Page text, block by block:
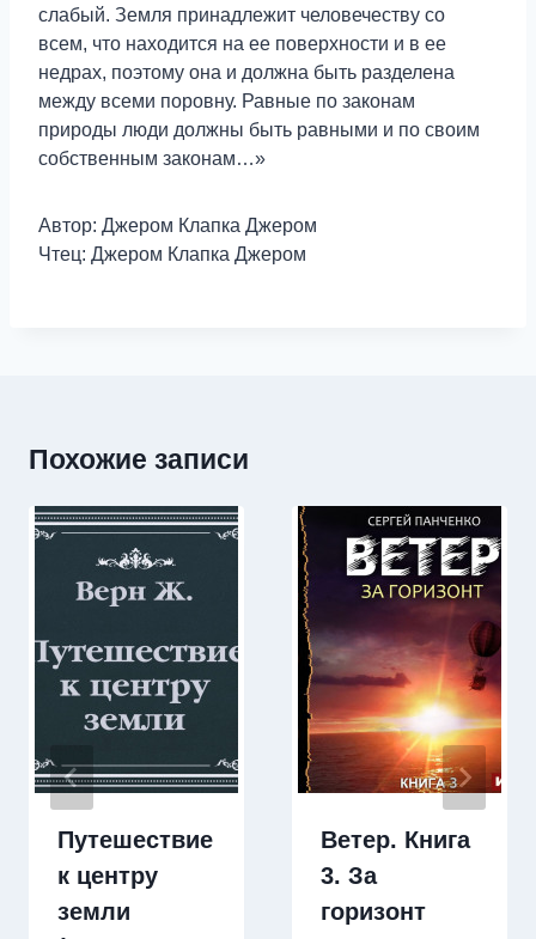
слабый. Земля принадлежит человечеству со
всем, что находится на ее поверхности и в ее
недрах, поэтому она и должна быть разделена
между всеми поровну. Равные по законам
природы люди должны быть равными и по своим
собственным законам…»
Автор: Джером Клапка Джером
Чтец: Джером Клапка Джером
Похожие записи
Путешествие
к центру
земли
Ветер. Книга
3. За
горизонт